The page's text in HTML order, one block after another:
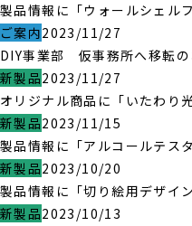
製品情報に「ウォールシェル
ご案内2023/11/27
DIY事業部 仮事務所へ移転の
新製品2023/11/27
オリジナル商品に「いたわり
新製品2023/11/15
製品情報に「アルコールテス
新製品2023/10/20
製品情報に「切り絵用デザイ
新製品2023/10/13